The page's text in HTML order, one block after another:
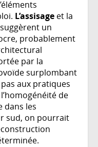
L’assisage et la
un
probablement
par la
surplombant
aux pratiques
de
dans les
sud, on pourrait